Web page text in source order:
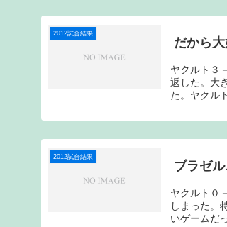
2012試合結果
だから
ヤクルト３
返した。大
た。ヤクル
2012試合結果
ブラゼ
ヤクルト０
しまった。
いゲームだ